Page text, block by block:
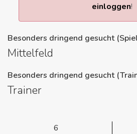
einloggen!
Besonders dringend gesucht
Mittelfeld
Besonders dringend gesucht
Trainer
6